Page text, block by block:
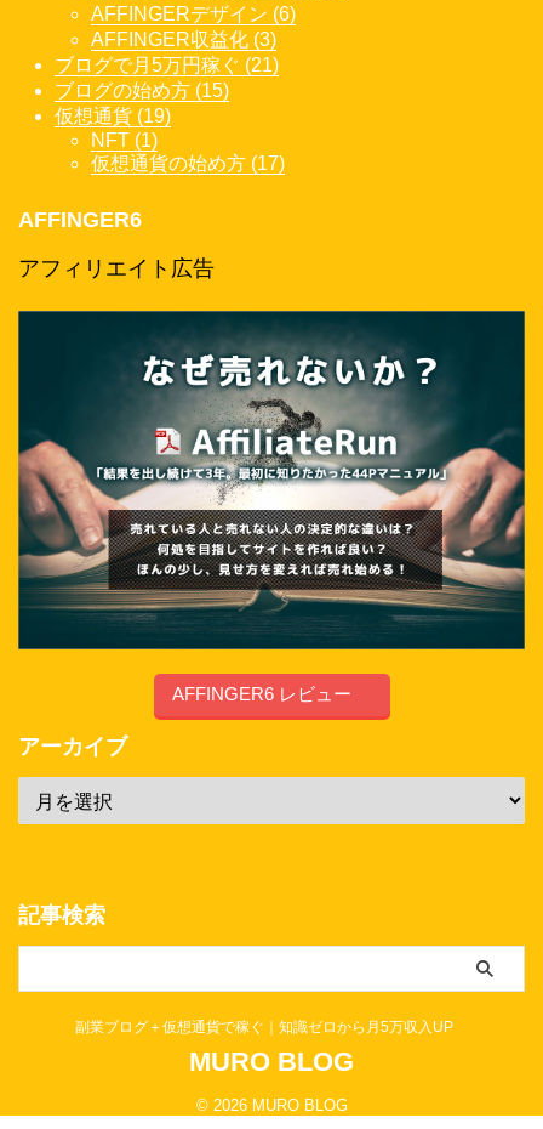
AFFINGERデザイン (6)
AFFINGER収益化 (3)
ブログで月5万円稼ぐ (21)
ブログの始め方 (15)
仮想通貨 (19)
NFT (1)
仮想通貨の始め方 (17)
AFFINGER6
アフィリエイト広告
AFFINGER6 レビュー
アーカイブ
記事検索
副業ブログ＋仮想通貨で稼ぐ｜知識ゼロから月5万収入UP
MURO BLOG
© 2026 MURO BLOG